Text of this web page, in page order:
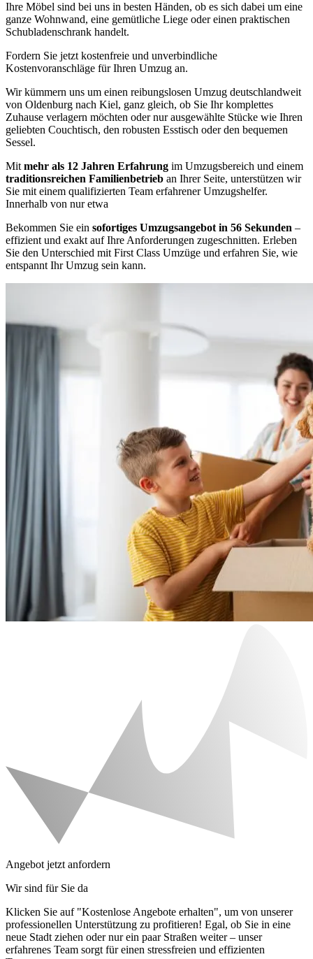
Ihre Möbel sind bei uns in besten Händen, ob es sich dabei um eine
ganze Wohnwand, eine gemütliche Liege oder einen praktischen
Schubladenschrank handelt.
Fordern Sie jetzt kostenfreie und unverbindliche
Kostenvoranschläge für Ihren Umzug an.
Wir kümmern uns um einen reibungslosen Umzug deutschlandweit
von Oldenburg nach Kiel, ganz gleich, ob Sie Ihr komplettes
Zuhause verlagern möchten oder nur ausgewählte Stücke wie Ihren
geliebten Couchtisch, den robusten Esstisch oder den bequemen
Sessel.
Mit mehr als 12 Jahren Erfahrung im Umzugsbereich und einem
traditionsreichen Familienbetrieb an Ihrer Seite, unterstützen wir
Sie mit einem qualifizierten Team erfahrener Umzugshelfer.
Innerhalb von nur etwa
Bekommen Sie ein sofortiges Umzugsangebot in 56 Sekunden –
effizient und exakt auf Ihre Anforderungen zugeschnitten. Erleben
Sie den Unterschied mit First Class Umzüge und erfahren Sie, wie
entspannt Ihr Umzug sein kann.
Angebot jetzt anfordern
Wir sind für Sie da
Klicken Sie auf "Kostenlose Angebote erhalten", um von unserer
professionellen Unterstützung zu profitieren! Egal, ob Sie in eine
neue Stadt ziehen oder nur ein paar Straßen weiter – unser
erfahrenes Team sorgt für einen stressfreien und effizienten